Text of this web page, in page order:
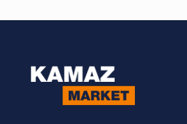
Звонок